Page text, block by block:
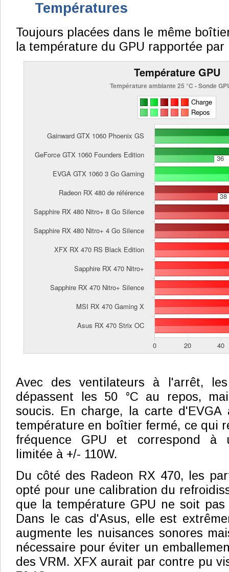
Températures
Toujours placées dans le même
la température du GPU rapportée
Avec des ventilateurs à l'arrêt,
dépassent les 50 °C au repos,
soucis. En charge, la carte
température en boîtier fermé, ce qui
fréquence GPU et correspond à
limitée à +/- 110W.
Du côté des Radeon RX 470, les
opté pour une calibration du
que la température GPU ne soit
Dans le cas d'Asus, elle est
augmente les nuisances sonores
nécessaire pour éviter un
des VRM. XFX aurait par contre pu